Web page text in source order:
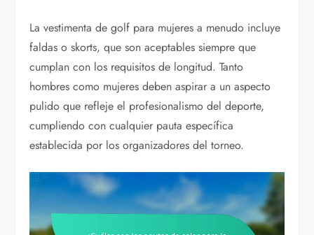
La vestimenta de golf para mujeres a menudo incluye
faldas o skorts, que son aceptables siempre que
cumplan con los requisitos de longitud. Tanto
hombres como mujeres deben aspirar a un aspecto
pulido que refleje el profesionalismo del deporte,
cumpliendo con cualquier pauta específica
establecida por los organizadores del torneo.